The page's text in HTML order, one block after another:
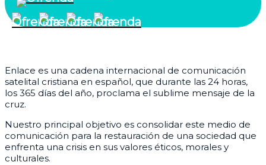
Enlace es una cadena internacional de comunicación
satelital cristiana en español, que durante las 24 horas,
los 365 días del año, proclama el sublime mensaje de la
cruz.
Nuestro principal objetivo es consolidar este medio de
comunicación para la restauración de una sociedad que
enfrenta una crisis en sus valores éticos, morales y
culturales.